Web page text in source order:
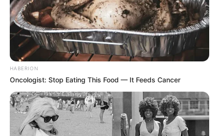
HABERION
Oncologist: Stop Eating This Food — It Feeds Cancer